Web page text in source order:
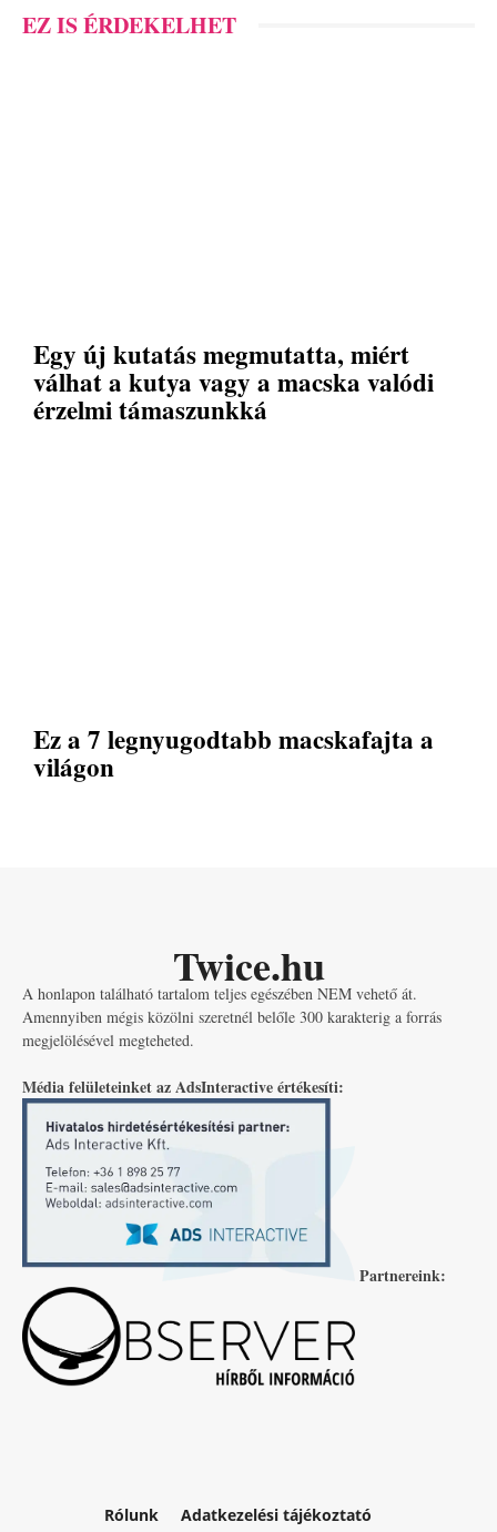
EZ IS ÉRDEKELHET
Egy új kutatás megmutatta, miért
válhat a kutya vagy a macska valódi
érzelmi támaszunkká
Ez a 7 legnyugodtabb macskafajta a
világon
Twice.hu
A honlapon található tartalom teljes egészében NEM vehető át.
Amennyiben mégis közölni szeretnél belőle 300 karakterig a forrás
megjelölésével megteheted.
Média felületeinket az AdsInteractive értékesíti:
Partnereink:
Rólunk Adatkezelési tájékoztató